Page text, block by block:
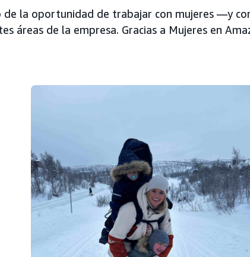
de la oportunidad de trabajar con mujeres —y
áreas de la empresa. Gracias a Mujeres en